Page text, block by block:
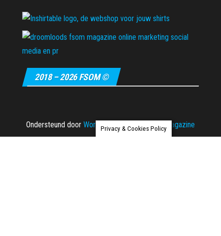
2018 – 2026 FSOM ©
Ondersteund door WordPress |Thema: Envo Magazine
Privacy & Cookies Policy